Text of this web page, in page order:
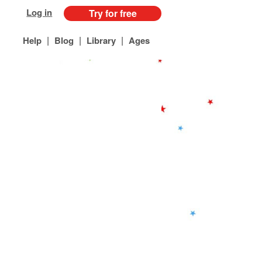
Log in Try for free
Help | Blog | Library | Ages